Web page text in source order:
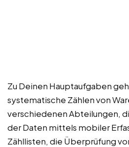
Zu Deinen Hauptaufgaben
systematische Zählen von
verschiedenen Abteilungen,
der Daten mittels mobiler
Zähllisten, die Überprüfung